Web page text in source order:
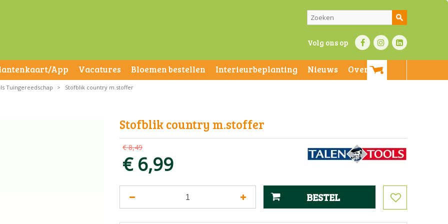
Volg ons op
App Vacatures Bloemen bestellen Interieurbeplanting Nieuws
Over ons
Tuingereedschap > Stofblik country m.stoffer
Stofblik country m.stoffer
€ 8,49
€ 6,99